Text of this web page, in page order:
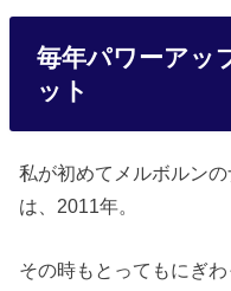
毎年パワーアッ
ット
私が初めてメルボルン
は、2011年。
その時もとってもにぎ